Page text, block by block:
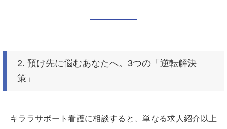
2. 預け先に悩むあなたへ。3つの「逆転解決
策」
キララサポート看護に相談すると、単なる求人紹介以上